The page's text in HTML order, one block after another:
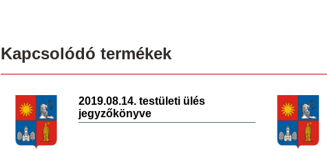
Kapcsolódó termékek
2019.08.14. testületi ülés
jegyzőkönyve